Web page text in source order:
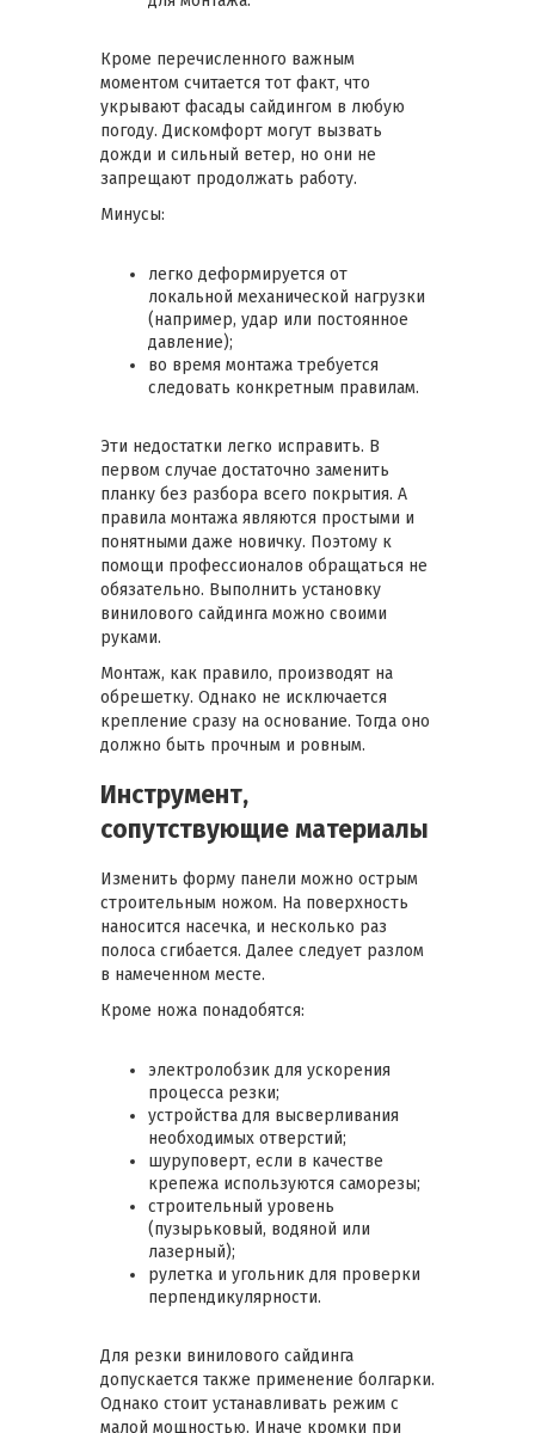
Кроме перечисленного важным
моментом считается тот факт, что
укрывают фасады сайдингом в любую
погоду. Дискомфорт могут вызвать
дожди и сильный ветер, но они не
запрещают продолжать работу.
Минусы:
легко деформируется от
локальной механической нагрузки
(например, удар или постоянное
давление);
во время монтажа требуется
следовать конкретным правилам.
Эти недостатки легко исправить. В
первом случае достаточно заменить
планку без разбора всего покрытия. А
правила монтажа являются простыми и
понятными даже новичку. Поэтому к
помощи профессионалов обращаться не
обязательно. Выполнить установку
винилового сайдинга можно своими
руками.
Монтаж, как правило, производят на
обрешетку. Однако не исключается
крепление сразу на основание. Тогда оно
должно быть прочным и ровным.
Инструмент,
сопутствующие материалы
Изменить форму панели можно острым
строительным ножом. На поверхность
наносится насечка, и несколько раз
полоса сгибается. Далее следует разлом
в намеченном месте.
Кроме ножа понадобятся:
электролобзик для ускорения
процесса резки;
устройства для высверливания
необходимых отверстий;
шуруповерт, если в качестве
крепежа используются саморезы;
строительный уровень
(пузырьковый, водяной или
лазерный);
рулетка и угольник для проверки
перпендикулярности.
Для резки винилового сайдинга
допускается также применение болгарки.
Однако стоит устанавливать режим с
малой мощностью. Иначе кромки при